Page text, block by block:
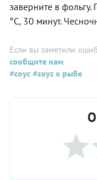
заверните в фольгу.
°С, 30 минут.
Если вы заметили
сообщите нам.
#соус #соус к рыбе